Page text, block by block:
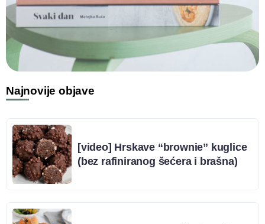
Najnovije objave
[video] Hrskave “brownie” kuglice
(bez rafiniranog šećera i brašna)